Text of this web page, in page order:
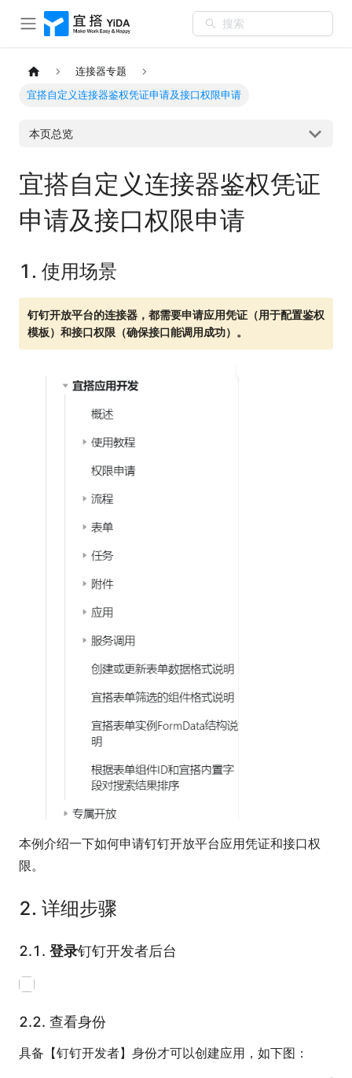
搜索
连接器专题
宜搭自定义连接器鉴权凭证申请及接口权限申请
本页总览
宜搭自定义连接器鉴权凭证
申请及接口权限申请
1. 使用场景
钉钉开放平台的连接器，都需要申请应用凭证（用于配置鉴权
模板）和接口权限（确保接口能调用成功）。
本例介绍一下如何申请钉钉开放平台应用凭证和接口权
限。
2. 详细步骤
2.1. 登录钉钉开发者后台
2.2. 查看身份
具备【钉钉开发者】身份才可以创建应用，如下图：